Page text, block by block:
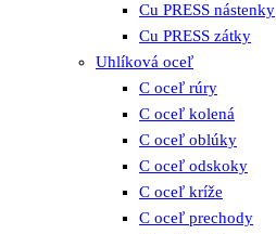
Cu PRESS nástenky
Cu PRESS zátky
Uhlíková oceľ
C oceľ rúry
C oceľ kolená
C oceľ oblúky
C oceľ odskoky
C oceľ kríže
C oceľ prechody